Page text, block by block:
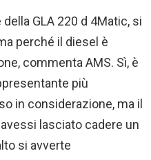
GLA 220 d 4Matic, si
perché il diesel è
commenta AMS. Sì, è
più
in considerazione, ma il
lasciato cadere un
si avverte